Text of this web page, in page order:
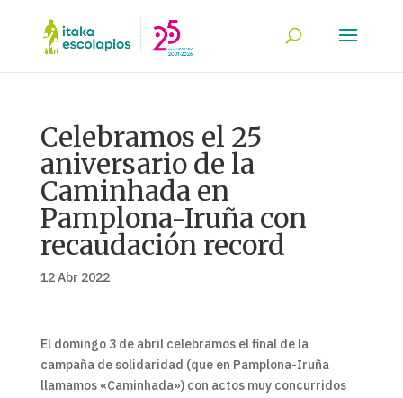
Celebramos el 25
aniversario de la
Caminhada en
Pamplona-Iruña con
recaudación record
12 Abr 2022
El domingo 3 de abril celebramos el final de la
campaña de solidaridad (que en Pamplona-Iruña
llamamos «Caminhada») con actos muy concurridos